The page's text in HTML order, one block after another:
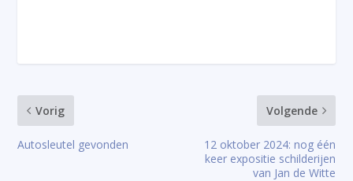
Vorig
Autosleutel gevonden
Volgende
12 oktober 2024: nog één
keer expositie schilderijen
van Jan de Witte